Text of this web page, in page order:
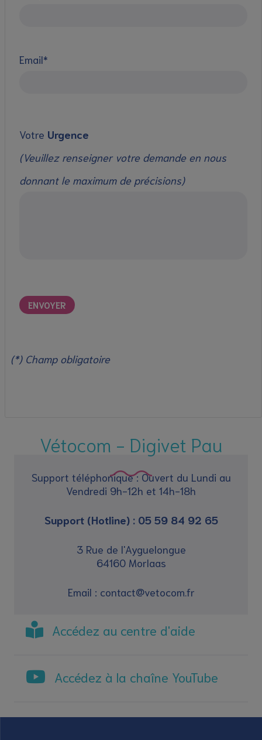
Email*
Votre Urgence
(Veuillez renseigner votre demande en nous
donnant le maximum de précisions)
(*) Champ obligatoire
Vétocom - Digivet Pau
Support téléphonique : Ouvert du Lundi au
Vendredi 9h-12h et 14h-18h
Support (Hotline) : 05 59 84 92 65
3 Rue de l'Ayguelongue
64160 Morlaas
Email : contact@vetocom.fr
Accédez au centre d'aide
Accédez à la chaîne YouTube